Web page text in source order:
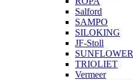
Salford
SAMPO
SILOKING
JF-Stoll
SUNFLOWER
TRIOLIET
Vermeer